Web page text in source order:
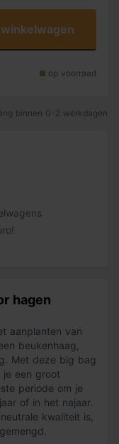
winkelwagen
op voorraad
binnen 0-2 werkdagen
hagen
aanplanten van
beukenhaag,
Met deze big bag
je een groot
periode om je
of in het najaar.
kwaliteit is,